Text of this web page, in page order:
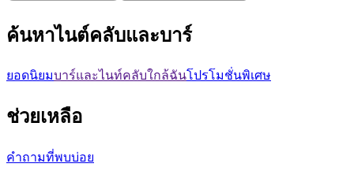
ค้นหาไนต์คลับและบาร์
ยอดนิยมบาร์และไนท์คลับใกล้ฉันโปรโมชั่นพิเศษ
ช่วยเหลือ
คำถามที่พบบ่อย